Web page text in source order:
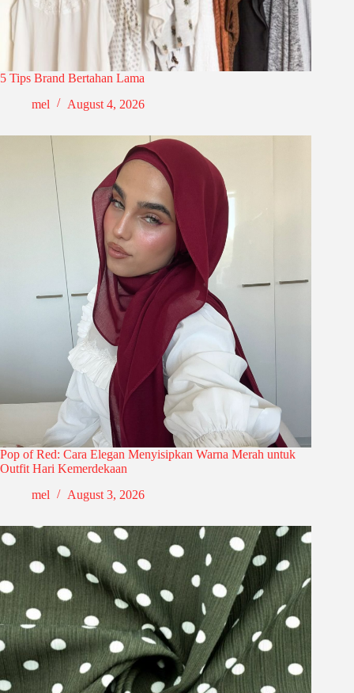
5 Tips Brand Bertahan Lama
mel
August 4, 2026
Pop of Red: Cara Elegan Menyisipkan Warna Merah untuk
Outfit Hari Kemerdekaan
mel
August 3, 2026